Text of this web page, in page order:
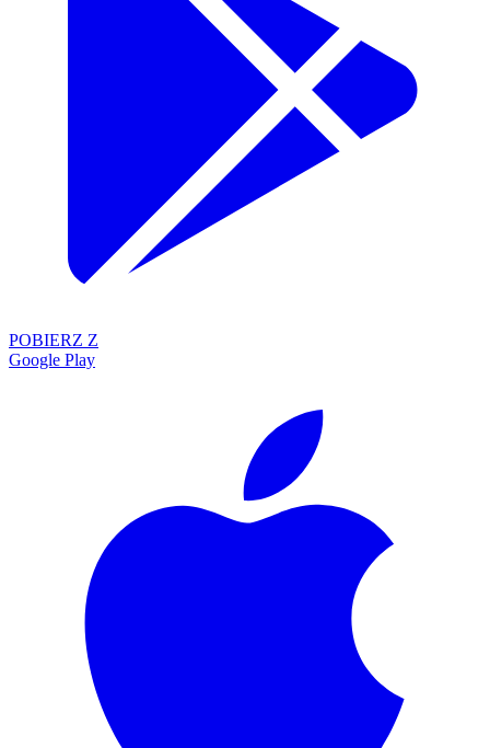
POBIERZ Z
Google Play